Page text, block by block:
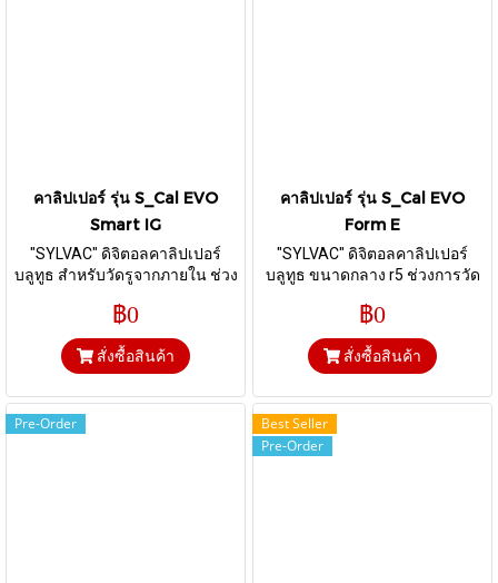
คาลิปเปอร์ รุ่น S_Cal EVO
Smart IG
"SYLVAC" ดิจิตอลคาลิปเปอร์
บลูทูธ สำหรับวัดรูจากภายใน ช่วง
฿0
สั่งซื้อสินค้า
คาลิปเปอร์ รุ่น S_Cal EVO
Form E
"SYLVAC" ดิจิตอลคาลิปเปอร์
บลูทูธ ขนาดกลาง r5 ช่วงการวัด
฿0
สั่งซื้อสินค้า
Pre-Order
Best Seller
Pre-Order